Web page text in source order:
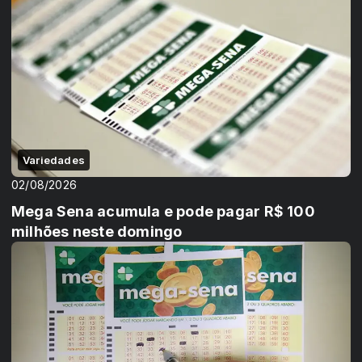
Variedades
02/08/2026
Mega Sena acumula e pode pagar R$ 100
milhões neste domingo